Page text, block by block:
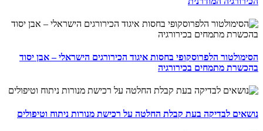
הסימולטור הלפרוסקופי בחסות איגוד הכירורגים הישראלי – אבן יסוד
בהכשרת מתמחים בכירורגיה
נושאים לבדיקה בעת קבלת החלטה על רכישת מנורות ניתוח וטיפולים